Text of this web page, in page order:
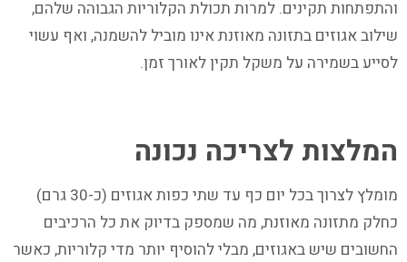
והתפתחות תקינים. למרות תכולת הקלוריות הגבוהה שלהם,
שילוב אגוזים בתזונה מאוזנת אינו מוביל להשמנה, ואף עשוי
לסייע בשמירה על משקל תקין לאורך זמן.
המלצות לצריכה נכונה
מומלץ לצרוך בכל יום כף עד שתי כפות אגוזים (כ-30 גרם)
כחלק מתזונה מאוזנת, מה שמספק בדיוק את כל הרכיבים
החשובים שיש באגוזים, מבלי להוסיף יותר מדי קלוריות, כאשר